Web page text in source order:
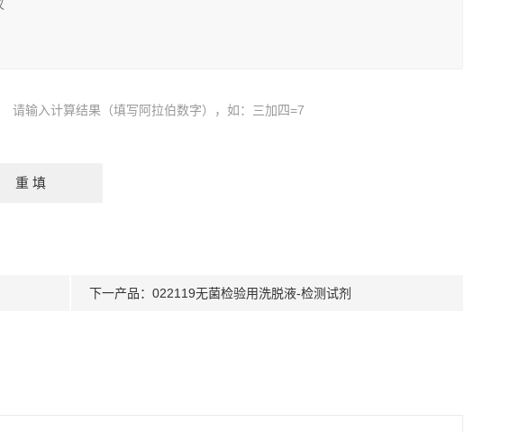
请输入计算结果（填写阿拉伯数字），如：三加四=7
下一产品： 022119无菌检验用洗脱液-检测试剂